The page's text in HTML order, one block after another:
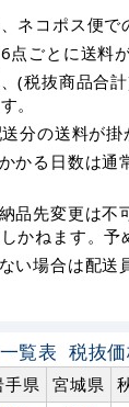
ネコポス便で
点ごとに送料
(税抜商品合
。
分の送料が掛
かる日数は通
品先変更は不
かねます。予
い場合は配送
覧表 税抜
手県 宮城県